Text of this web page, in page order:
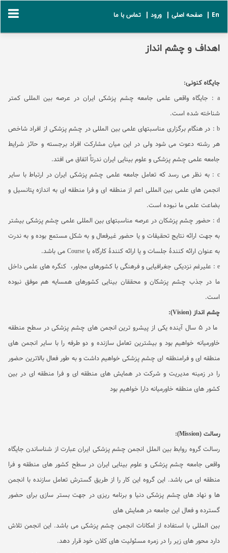
En | صفحه اصلی | ورود | تماس با ما
اهداف و چشم انداز
جایگاه کنونی:
a : جایگاه واقعی علمی جامعه چشم پزشکی ایران در عرصه بین المللی کمتر
شناخته شده است.
b: در هنگام برگزاری مناسبتهای علمی بین المللی در چشم پزشکی از افراد شاخص
هر رشته دعوت می شود ولی در این میان مشارکت افراد برجسته و حائز شرایط
جامعه علمی چشم پزشکی و علوم بینایی ایران ندرتاً اتفاق می افتد.
c : به نظر می رسد که تعامل جامعه علمی چشم پزشکی ایران در ارتباط با سایر
انجمن های علمی بین المللی اعم از منطقه ای و فرا منطقه ای به اندازه پتانسیل و
بضاعت علمی ما نبوده است.
d : حضور چشم پزشکان در عرصه مناسبتهای بین المللی علمی چشم پزشکی بیشتر
به جهت ارائه نتایج تحقیقات و یا حضور غیرفعال و به شکل مستمع بوده و به ندرت
به عنوان ارائه کنندۀ جلسات و یا ارائه کنندۀ کارگاه یا Course می باشد.
e : علیرغم نزدیکی جغرافیایی و فرهنگی با کشورهای مجاور، کنگره های علمی داخل
ما در جذب چشم پزشکان و محققان بینایی کشورهای همسایه هم موفق نبوده
است.
چشم انداز (Vision)
:
ما در 5 سال آینده یکی از پیشرو ترین انجمن های چشم پزشکی در سطح منطقه
خاورمیانه خواهیم بود و بیشترین تعامل سازنده و دو طرفه را با سایر انجمن های
منطقه ای و فرامنطقه ای چشم پزشکی خواهیم داشت و به طور فعال بالاترین حضور
را در زمینه مدیریت و شرکت در همایش های منطقه ای و فرا منطقه ای در بین
کشور های منطقه خاورمیانه دارا خواهیم بود
رسالت Mission)
):
رسالت گروه روابط بین الملل انجمن چشم پزشکی ایران عبارت از شناساندن جایگاه
واقعی جامعه چشم پزشکی و علوم بینایی ایران در سطح کشور های منطقه و فرا
منطقه ای می باشد. این گروه این کار را از طریق گسترش تعامل سازنده با انجمن
ها و نهاد های چشم پزشکی دنیا و برنامه ریزی در جهت بستر سازی برای حضور
گسترده و فعال این جامعه در همایش های
بین المللی با استفاده از امکانات انجمن چشم پزشکی می باشد. این انجمن تلاش
دارد محور های زیر را در زمره مسئولیت های کلان خود قرار دهد.